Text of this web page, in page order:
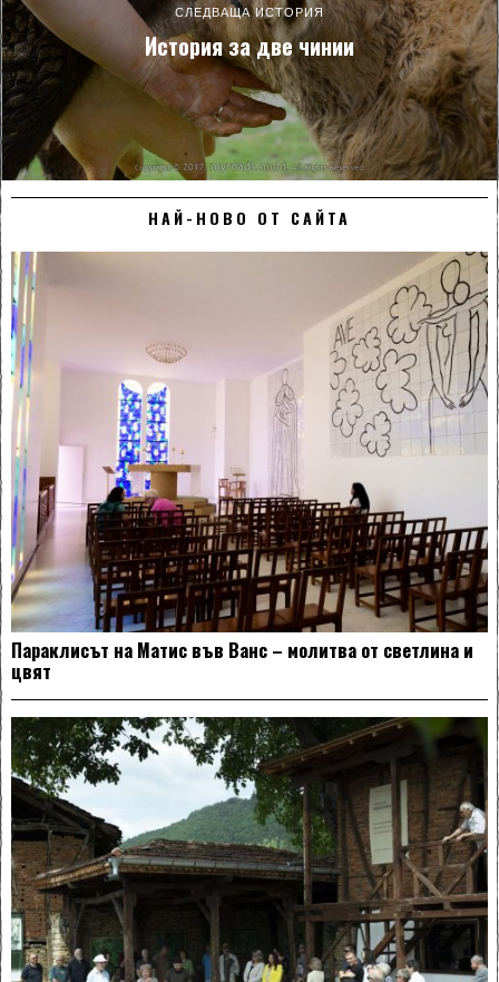
СЛЕДВАЩА ИСТОРИЯ
История за две чинии
НАЙ-НОВО ОТ САЙТА
Параклисът на Матис във Ванс – молитва от светлина и
цвят